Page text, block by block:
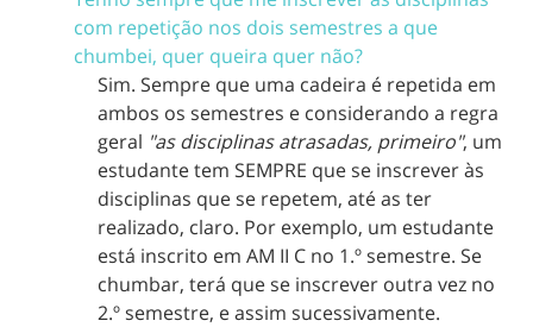
com repetição nos dois semestres a que
chumbei, quer queira quer não?
Sim. Sempre que uma cadeira é repetida em
ambos os semestres e considerando a regra
geral "as disciplinas atrasadas, primeiro", um
estudante tem SEMPRE que se inscrever às
disciplinas que se repetem, até as ter
realizado, claro. Por exemplo, um estudante
está inscrito em AM II C no 1.º semestre. Se
chumbar, terá que se inscrever outra vez no
2.º semestre, e assim sucessivamente.